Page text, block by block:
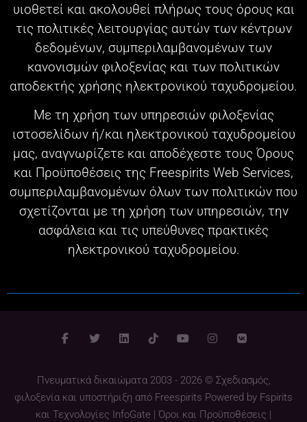
υιοθετεί και ακολουθεί πλήρως τους όρους και
τις πολιτικές λειτουργίας αυτών των κέντρων
δεδομένων, συμπεριλαμβανομένων των
κανονισμών φιλοξενίας και των πολιτικών
αποδεκτής χρήσης ηλεκτρονικού ταχυδρομείου.
Με τη χρήση των υπηρεσιών φιλοξενίας
ιστοσελίδων ή/και ηλεκτρονικού ταχυδρομείου
μας, αναγνωρίζετε και αποδέχεστε τους Όρους
και Προϋποθέσεις της Freespirits Web Services,
συμπεριλαμβανομένων όλων των πολιτικών που
σχετίζονται με τη χρήση των υπηρεσιών, την
ασφάλεια και τις υπεύθυνες πρακτικές
ηλεκτρονικού ταχυδρομείου.
Πνευματικά δικαιώματα 2003 - 2026 © Σχεδιασμός,
φιλοξενία και υποστήριξη από Freespirits Powered by Fspirits
και Τεχνολογίες InfoGate Όροι και Προϋποθέσεις